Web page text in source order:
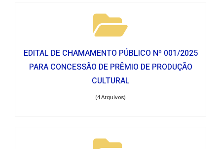
EDITAL DE CHAMAMENTO PÚBLICO Nº 001/2025
PARA CONCESSÃO DE PRÊMIO DE PRODUÇÃO
CULTURAL
(4 Arquivos)